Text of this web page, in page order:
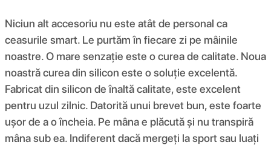
Niciun alt accesoriu nu este atât de personal ca
ceasurile smart. Le purtăm în fiecare zi pe mâinile
noastre. O mare senzație este o curea de calitate. Noua
noastră curea din silicon este o soluție excelentă.
Fabricat din silicon de înaltă calitate, este excelent
pentru uzul zilnic. Datorită unui brevet bun, este foarte
ușor de a o încheia. Pe mâna e plăcută și nu transpiră
mâna sub ea. Indiferent dacă mergeți la sport sau luați